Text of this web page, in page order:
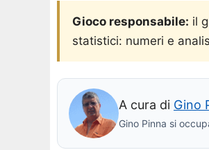
Gioco responsabile: il
statistici: numeri e
A cura di Gino
Gino Pinna si